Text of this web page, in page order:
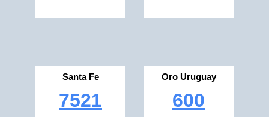
Santa Fe
7521
Oro Uruguay
600